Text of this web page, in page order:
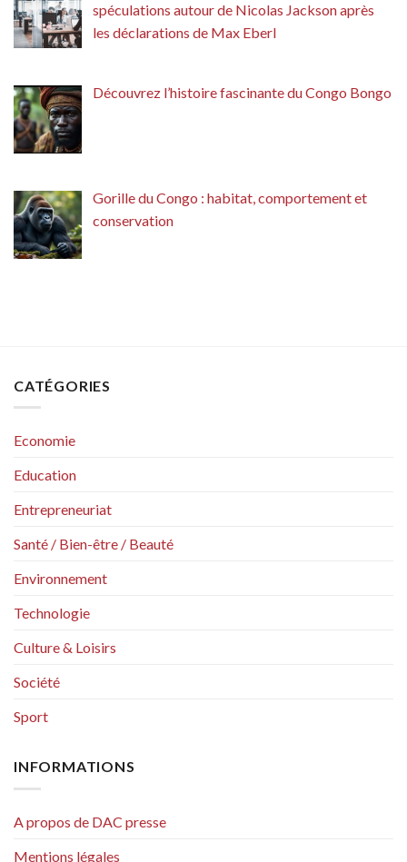
spéculations autour de Nicolas Jackson après
les déclarations de Max Eberl
Découvrez l’histoire fascinante du Congo Bongo
Gorille du Congo : habitat, comportement et
conservation
CATÉGORIES
Economie
Education
Entrepreneuriat
Santé / Bien-être / Beauté
Environnement
Technologie
Culture & Loisirs
Société
Sport
INFORMATIONS
A propos de DAC presse
Mentions légales